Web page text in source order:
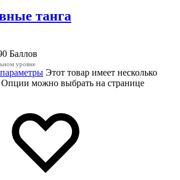
танга
Баллов
уровне
Этот товар имеет несколько
можно выбрать на странице